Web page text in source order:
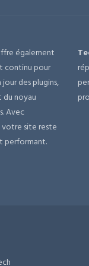
également
continu pour
jour des plugins,
noyau
Avec
votre site reste
performant.